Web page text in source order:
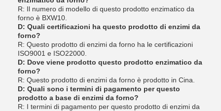
R: Il numero di modello di questo prodotto enzimatico da
forno è BXW10.
D: Quali certificazioni ha questo prodotto di enzimi da
forno?
R: Questo prodotto di enzimi da forno ha le certificazioni
ISO9001 e ISO22000.
D: Dove viene prodotto questo prodotto enzimatico da
forno?
R: Questo prodotto di enzimi da forno è prodotto in Cina.
D: Quali sono i termini di pagamento per questo
prodotto a base di enzimi da forno?
R: I termini di pagamento per questo prodotto di enzimi da